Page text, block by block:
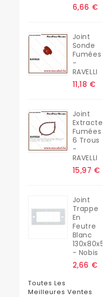
6,66 €
Joint
Sonde
Fumées
-
RAVELLI
11,18 €
Joint
Extracteur
Fumées
6 Trous
-
RAVELLI
15,97 €
Joint
Trappe
En
Feutre
Blanc
130x80x5
- Nobis
2,66 €
Toutes Les
Meilleures Ventes